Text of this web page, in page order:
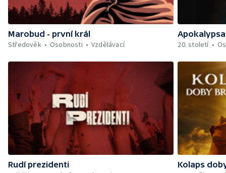
Marobud - první král
Středověk
Osobnosti Vzdělávací
20. století
Rudí prezidenti
Kolaps